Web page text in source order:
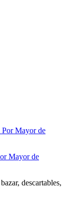
Mayor de
descartables,